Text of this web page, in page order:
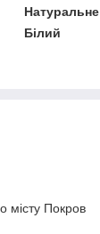
Натуральне
Білий
місту Покров